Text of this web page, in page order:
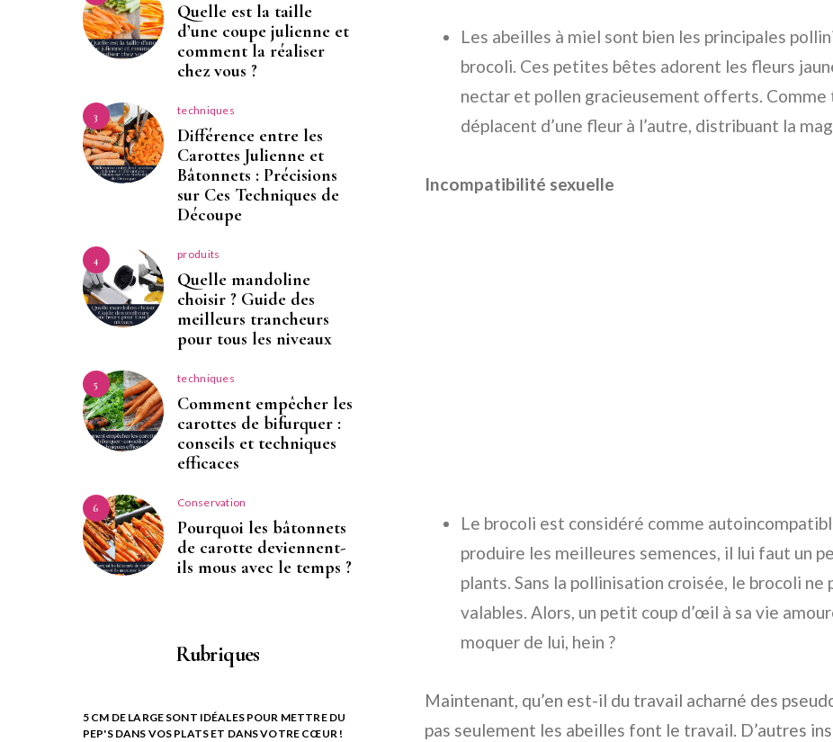
Les abeilles à miel sont bien les principales
brocoli. Ces petites bêtes adorent les fleurs
nectar et pollen gracieusement offerts. Comme
déplacent d’une fleur à l’autre, distribuant la
Incompatibilité sexuelle
Le brocoli est considéré comme
produire les meilleures semences, il lui faut un
plants. Sans la pollinisation croisée, le brocoli ne
valables. Alors, un petit coup d’œil à sa vie
moquer de lui, hein ?
Maintenant, qu’en est-il du travail acharné des
pas seulement les abeilles font le travail. D’autres
Quelle est la taille
d’une coupe julienne et
comment la réaliser
chez vous ?
3 techniques
Différence entre les
Carottes Julienne et
Bâtonnets : Précisions
sur Ces Techniques de
Découpe
4 produits
Quelle mandoline
choisir ? Guide des
meilleurs trancheurs
pour tous les niveaux
5 techniques
Comment empêcher les
carottes de bifurquer :
conseils et techniques
efficaces
6 Conservation
Pourquoi les bâtonnets
de carotte deviennent-
ils mous avec le temps ?
Rubriques
5 CM DE LARGE SONT IDÉALES POUR METTRE DU
PEP'S DANS VOS PLATS ET DANS VOTRE CŒUR !